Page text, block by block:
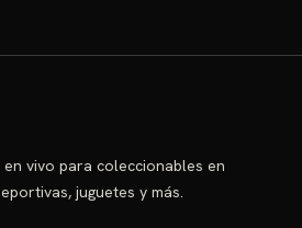
vivo para coleccionables en
juguetes y más.